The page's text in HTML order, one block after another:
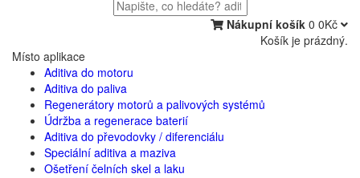
Nákupní košík 0 0Kč
Košík je prázdný.
Místo aplikace
Aditiva do motoru
Aditiva do paliva
Regenerátory motorů a palivových systémů
Údržba a regenerace baterií
Aditiva do převodovky / diferenciálu
Speciální aditiva a maziva
Ošetření čelních skel a laku